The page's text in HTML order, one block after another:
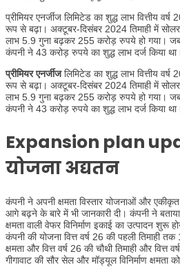
प्रीमियर एनर्जीज लिमिटेड का शुद्ध लाभ वित्तीय
रूप से बढ़ा। अक्टूबर-दिसंबर 2024 तिमाही में सोलर
लाभ 5.9 गुना बढ़कर 255 करोड़ रुपये हो गया।
कंपनी ने 43 करोड़ रुपये का शुद्ध लाभ दर्ज किया
प्रीमियर एनर्जीजलिमिटेड का शुद्ध लाभ वित्तीय वर्ष
रूप से बढ़ा। अक्टूबर-दिसंबर 2024 तिमाही में सोलर
लाभ 5.9 गुना बढ़कर 255 करोड़ रुपये हो गया।
कंपनी ने 43 करोड़ रुपये का शुद्ध लाभ दर्ज किया
Expansion plan
योजना अद्यतन
कंपनी ने अपनी क्षमता विस्तार योजनाओं और
आगे बढ़ने के बारे में भी जानकारी दी। कंपनी ने बताया
क्षमता वाली वेफर विनिर्माण इकाई का उत्पादन शुरू
कंपनी की योजना वित्त वर्ष 26 की पहली तिमाही
क्षमता और वित्त वर्ष 26 की चौथी तिमाही और वित्त
गीगावाट की सौर सेल और मॉड्यूल विनिर्माण क्षमता